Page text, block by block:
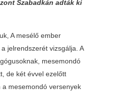
Szabadkán adták ki
A mesélő ember
jelrendszerét vizsgálja. A
mesemondó
de két évvel ezelőtt
mesemondó versenyek